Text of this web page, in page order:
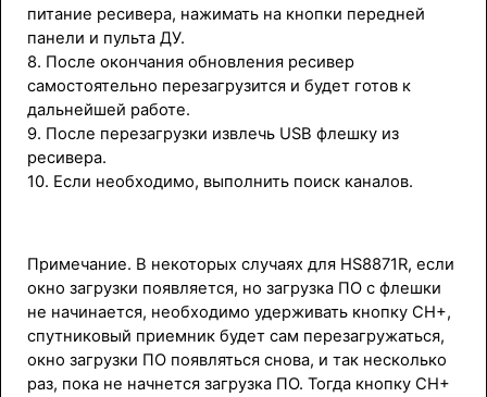
питание ресивера, нажимать на кнопки передней
панели и пульта ДУ.
8. После окончания обновления ресивер
самостоятельно перезагрузится и будет готов к
дальнейшей работе.
9. После перезагрузки извлечь USB флешку из
ресивера.
10. Если необходимо, выполнить поиск каналов.
Примечание. В некоторых случаях для HS8871R, если
окно загрузки появляется, но загрузка ПО с флешки
не начинается, необходимо удерживать кнопку CH+,
спутниковый приемник будет сам перезагружаться,
окно загрузки ПО появляться снова, и так несколько
раз, пока не начнется загрузка ПО. Тогда кнопку CH+